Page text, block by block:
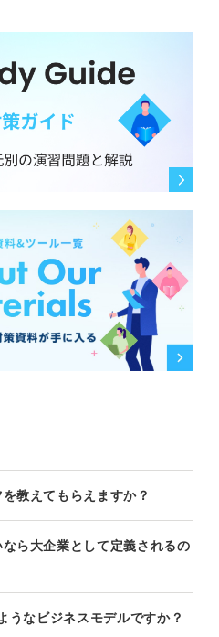
教えてもらえますか？
ら大企業として定義されるの
うなビジネスモデルですか？